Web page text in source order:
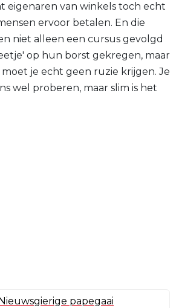
eigenaren van winkels toch echt
ervoor betalen. En die
niet alleen een cursus gevolgd
op hun borst gekregen, maar
je echt geen ruzie krijgen. Je
wel proberen, maar slim is het
Nieuwsgierige papegaai